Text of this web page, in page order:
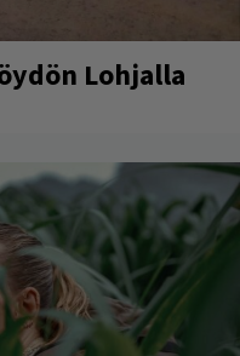
Lohjalla